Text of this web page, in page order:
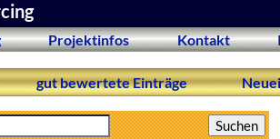
Projektinfos Kontakt
gut bewertete Einträge